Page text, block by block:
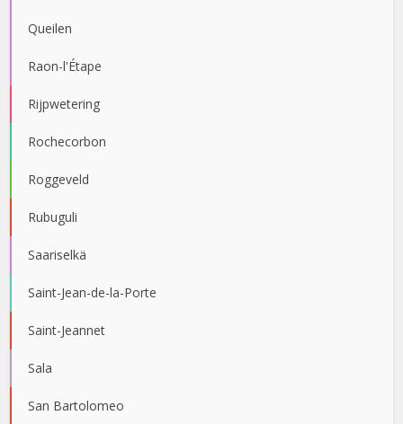
Queilen
Raon-l'Étape
Rijpwetering
Rochecorbon
Roggeveld
Rubuguli
Saariselkä
Saint-Jean-de-la-Porte
Saint-Jeannet
Sala
San Bartolomeo